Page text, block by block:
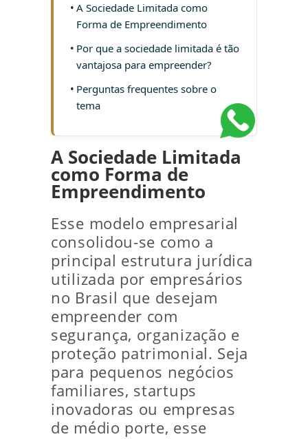
A Sociedade Limitada como
Forma de Empreendimento
Por que a sociedade limitada é tão
vantajosa para empreender?
Perguntas frequentes sobre o
tema
A Sociedade Limitada
como Forma de
Empreendimento
Esse modelo empresarial
consolidou-se como a
principal estrutura jurídica
utilizada por empresários
no Brasil que desejam
empreender com
segurança, organização e
proteção patrimonial. Seja
para pequenos negócios
familiares, startups
inovadoras ou empresas
de médio porte, esse